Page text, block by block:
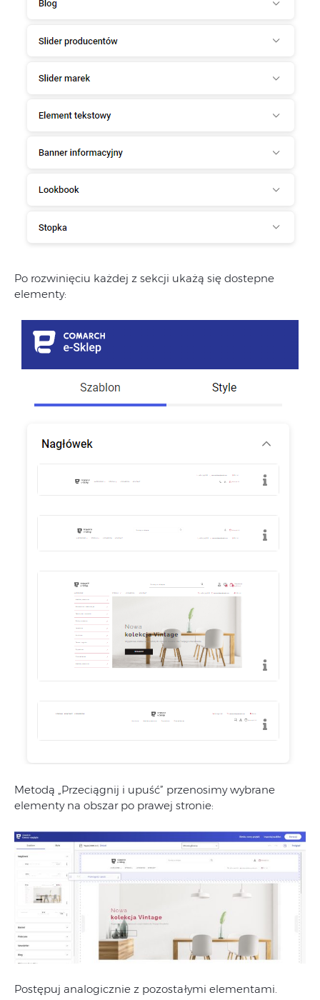
Po rozwinięciu każdej z sekcji ukażą się dostepne
elementy:
Metodą „Przeciągnij i upuść” przenosimy wybrane
elementy na obszar po prawej stronie:
Postępuj analogicznie z pozostałymi elementami.